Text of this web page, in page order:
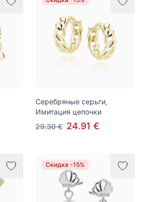
Серебряные серьги,
Имитация цепочки
29.30 € 24.91 €
Скидка -15%